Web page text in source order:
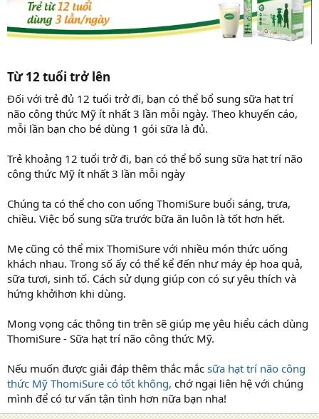
Từ 12 tuổi trở lên​
Đối với trẻ đủ 12 tuổi trở đi, bạn có thể bổ sung sữa hạt trí
não công thức Mỹ ít nhất 3 lần mỗi ngày. Theo khuyến cáo,
mỗi lần bạn cho bé dùng 1 gói sữa là đủ.
Trẻ khoảng 12 tuổi trở đi, bạn có thể bổ sung sữa hạt trí não
công thức Mỹ ít nhất 3 lần mỗi ngày
Chúng ta có thể cho con uống ThomiSure buổi sáng, trưa,
chiều. Việc bổ sung sữa trước bữa ăn luôn là tốt hơn hết.
Mẹ cũng có thể mix ThomiSure với nhiều món thức uống
khách nhau. Trong số ấy có thể kể đến như máy ép hoa quả,
sữa tươi, sinh tố. Cách sử dụng giúp con có sự yêu thích và
hứng khởihơn khi dùng.
Mong vọng các thông tin trên sẽ giúp mẹ yêu hiểu cách dùng
ThomiSure - Sữa hạt trí não công thức Mỹ.
Nếu muốn được giải đáp thêm thắc mắc sữa hạt trí não công
thức Mỹ ThomiSure có tốt không, chớ ngại liên hệ với chúng
mình để có tư vấn tận tình hơn nữa bạn nha!